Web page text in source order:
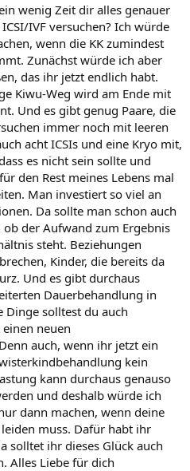
wenig Zeit dir alles genauer
IVF versuchen? Ich würde
wenn die KK zumindest
Zunächst würde ich aber
das ihr jetzt endlich habt.
Kiwu-Weg wird am Ende mit
Und es gibt genug Paare, die
immer noch mit leeren
acht ICSIs und eine Kryo mit,
es nicht sein sollte und
den Rest meines Lebens mal
Man investiert so viel an
Da sollte man schon auch
der Aufwand zum Ergebnis
steht. Beziehungen
Kinder, die bereits da
Und es gibt durchaus
Dauerbehandlung in
Dinge solltest du auch
neuen
auch, wenn ihr jetzt ein
kein
kann durchaus genauso
und deshalb würde ich
dann machen, wenn deine
muss. Dafür habt ihr
solltet ihr dieses Glück auch
Alles Liebe für dich